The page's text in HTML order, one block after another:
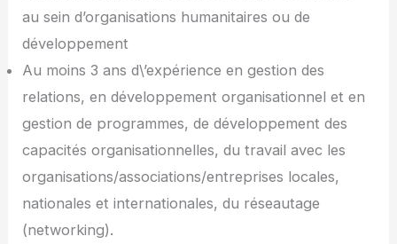
au sein d’organisations humanitaires ou de
développement
Au moins 3 ans d\’expérience en gestion des
relations, en développement organisationnel et en
gestion de programmes, de développement des
capacités organisationnelles, du travail avec les
organisations/associations/entreprises locales,
nationales et internationales, du réseautage
(networking).